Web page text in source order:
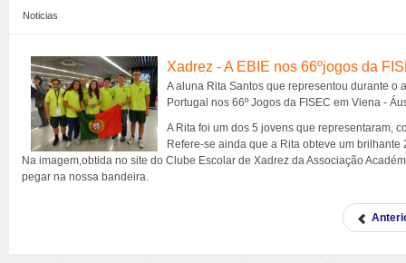
Noticias
Xadrez - A EBIE nos 66ºjogos da
A aluna Rita Santos que representou durante o
Portugal nos 66º Jogos da FISEC em Viena -
A Rita foi um dos 5 jovens que representaram,
Refere-se ainda que a Rita obteve um
Na imagem,obtida no site do Clube Escolar de Xadrez da Associação
pegar na nossa bandeira.